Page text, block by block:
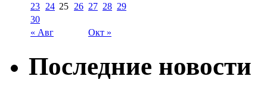
« Авг Окт »
23 24 25 26 27 28 29
30
Последние новости